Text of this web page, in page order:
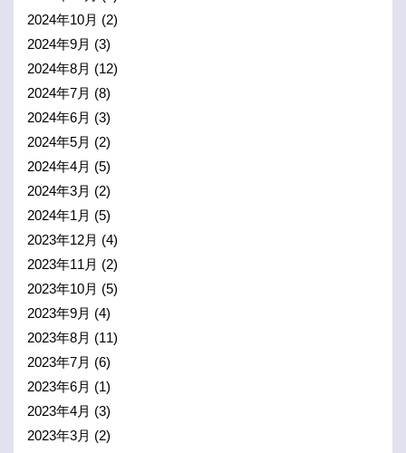
2024年10月 (2)
2024年9月 (3)
2024年8月 (12)
2024年7月 (8)
2024年6月 (3)
2024年5月 (2)
2024年4月 (5)
2024年3月 (2)
2024年1月 (5)
2023年12月 (4)
2023年11月 (2)
2023年10月 (5)
2023年9月 (4)
2023年8月 (11)
2023年7月 (6)
2023年6月 (1)
2023年4月 (3)
2023年3月 (2)